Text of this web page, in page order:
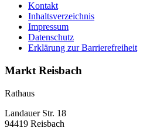
Kontakt
Inhaltsverzeichnis
Impressum
Datenschutz
Erklärung zur Barrierefreiheit
Markt Reisbach
Rathaus
Landauer Str. 18
94419 Reisbach